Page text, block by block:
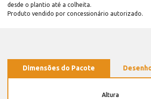
desde o plantio até a colheita.
Produto vendido por concessionário autorizado.
Dimensões do Pacote
Altura